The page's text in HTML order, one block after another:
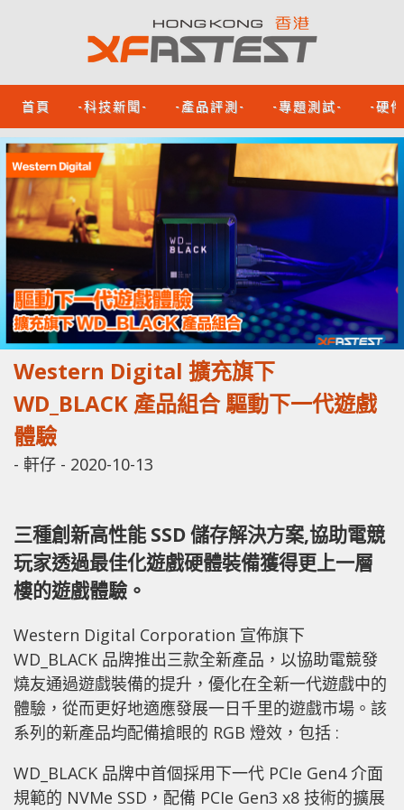
首頁 -科技新聞- -產品評測- -專題測試- -硬
Western Digital 擴充旗下
WD_BLACK 產品組合 驅動下一代遊戲
體驗
- 軒仔 - 2020-10-13
三種創新高性能 SSD 儲存解決方案,協助電競
玩家透過最佳化遊戲硬體裝備獲得更上一層
樓的遊戲體驗。
Western Digital Corporation 宣佈旗下
WD_BLACK 品牌推出三款全新產品，以協助電競發
燒友通過遊戲裝備的提升，優化在全新一代遊戲中的
體驗，從而更好地適應發展一日千里的遊戲市場。該
系列的新產品均配備搶眼的 RGB 燈效，包括 :
WD_BLACK 品牌中首個採用下一代 PCIe Gen4 介面
規範的 NVMe SSD，配備 PCIe Gen3 x8 技術的擴展